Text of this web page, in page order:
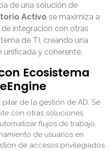
de una solución de
Activo se maximiza a
integración con otras
de TI, creando una
y coherente.
Ecosistema
pilar de la gestión de AD. Se
con otras soluciones
flujos de trabajo,
de usuarios en
de accesos privilegiados